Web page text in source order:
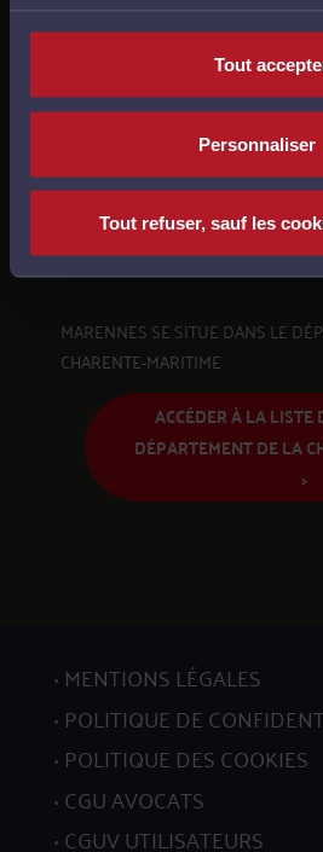
Tout
Personnaliser
Tout refuser, sauf les
Marennes
droit des enfantsà
ACCÉDER À LA PAGE
BARREAU DE
MARENNES SE SITUE DANS LE
CHARENTE-MARITIME
ACCÉDER À LA LISTE
DÉPARTEMENT DE LA
>
MENTIONS LÉGALES
POLITIQUE DE
POLITIQUE DES COOKIES
CGU AVOCATS
CGUV UTILISATEURS